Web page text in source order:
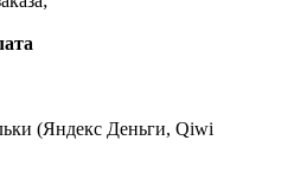
(Яндекс Деньги, Qiwi